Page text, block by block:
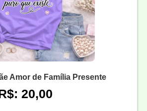
Amor de Família Presente
20,00